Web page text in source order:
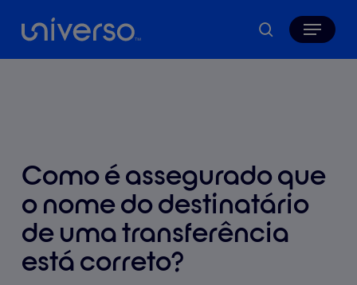
main
content
search
Menu
Como é assegurado que
o nome do destinatário
de uma transferência
está correto?